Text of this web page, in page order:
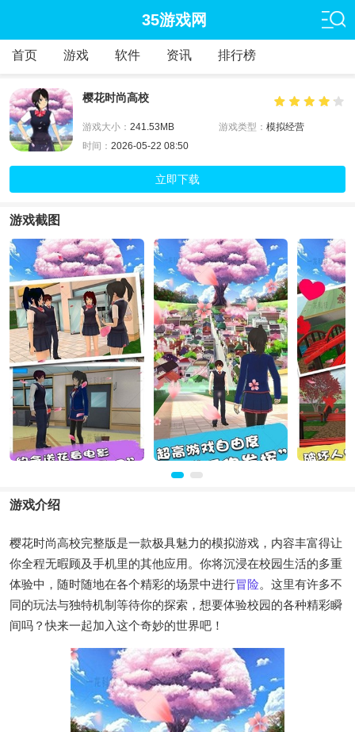
35游戏网
首页 游戏 软件 资讯 排行榜
樱花时尚高校
游戏大小： 241.53MB 游戏类型： 模拟经营
时间： 2026-05-22 08:50
立即下载
游戏截图
游戏介绍
樱花时尚高校完整版是一款极具魅力的模拟游戏，内容丰富得让
你全程无暇顾及手机里的其他应用。你将沉浸在校园生活的多重
体验中，随时随地在各个精彩的场景中进行冒险。这里有许多不
同的玩法与独特机制等待你的探索，想要体验校园的各种精彩瞬
间吗？快来一起加入这个奇妙的世界吧！